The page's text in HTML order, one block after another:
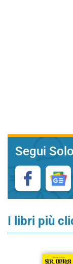
Segui
I libri più